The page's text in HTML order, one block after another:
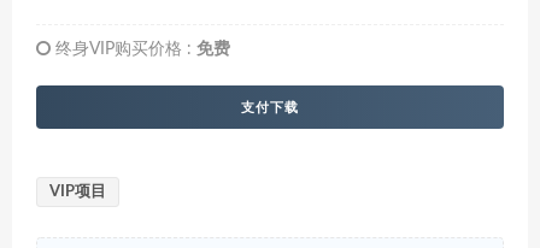
终身VIP购买价格 : 免费
支付下载
VIP项目